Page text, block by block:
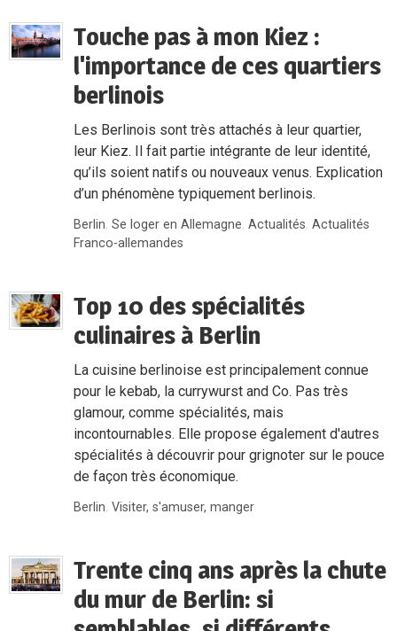
Touche pas à mon Kiez :
l'importance de ces quartiers
berlinois
Les Berlinois sont très attachés à leur quartier,
leur Kiez. Il fait partie intégrante de leur identité,
qu’ils soient natifs ou nouveaux venus. Explication
d’un phénomène typiquement berlinois.
Berlin,Se loger en Allemagne,Actualités,Actualités
Franco-allemandes
Top 10 des spécialités
culinaires à Berlin
La cuisine berlinoise est principalement connue
pour le kebab, la currywurst and Co. Pas très
glamour, comme spécialités, mais
incontournables. Elle propose également d'autres
spécialités à découvrir pour grignoter sur le pouce
de façon très économique.
Berlin,Visiter, s'amuser, manger
Trente cinq ans après la chute
du mur de Berlin: si